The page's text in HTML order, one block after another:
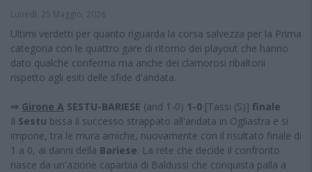
Lunedì, 25 Maggio, 2026
Ultimi verdetti per quanto riguarda la corsa salvezza per la Prima
categoria con le quattro gare di ritorno dei playout che hanno
dato qualche conferma ma anche dei clamorosi ribaltoni
rispetto agli esiti delle sfide d'andata.
⇒ Girone A SESTU-BARIESE (and 1-0) 1-0 [Tassi (S)] finale
Il Sestu bissa il successo strappato all'andata in Ogliastra e si
impone, tra le mura amiche, nuovamente con il risultato finale di
1 a 0, ai danni della Bariese. La rete che decide il confronto
nasce da un'azione caparbia di Baldussi che conquista palla a